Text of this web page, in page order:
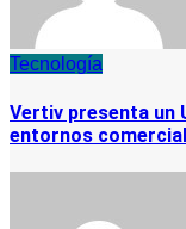
Tecnología
Vertiv presenta un
entornos